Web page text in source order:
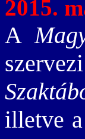
2015.
A
illetve